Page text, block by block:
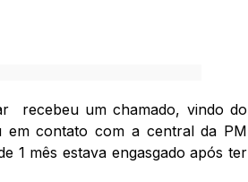
recebeu um chamado, vindo do
em contato com a central da PM
1 mês estava engasgado após ter